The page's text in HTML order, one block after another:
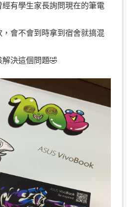
有學生家長詢問現在的筆電
會不會到時拿到宿舍就搞混
決這個問題🤣